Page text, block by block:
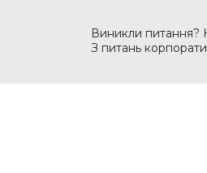
Виникли
З питань